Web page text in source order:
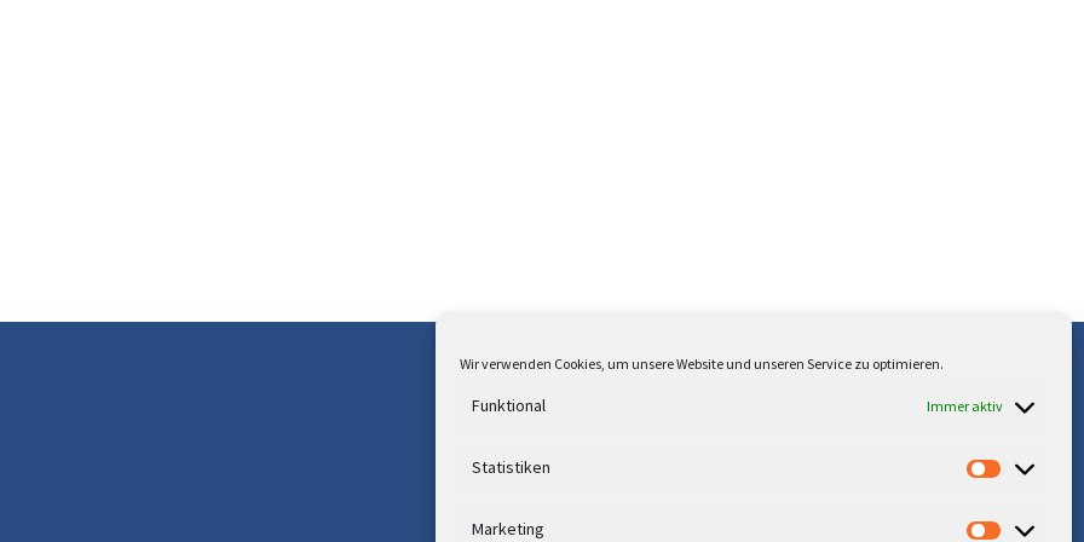
Wir verwenden Cookies, um unsere Website und unseren Service zu optimieren.
Funktional Immer aktiv
Statistiken
Marketing
Über uns
Datenschutz